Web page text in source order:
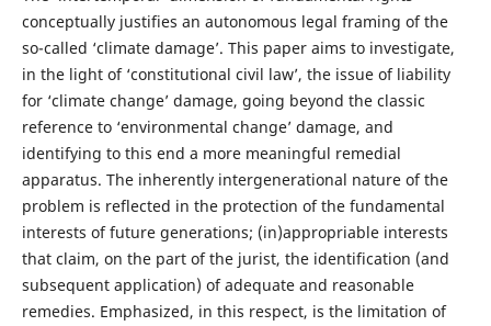
conceptually justifies an autonomous legal framing of the
so-called ‘climate damage’. This paper aims to investigate,
in the light of ‘constitutional civil law’, the issue of liability
for ‘climate change’ damage, going beyond the classic
reference to ‘environmental change’ damage, and
identifying to this end a more meaningful remedial
apparatus. The inherently intergenerational nature of the
problem is reflected in the protection of the fundamental
interests of future generations; (in)appropriable interests
that claim, on the part of the jurist, the identification (and
subsequent application) of adequate and reasonable
remedies. Emphasized, in this respect, is the limitation of